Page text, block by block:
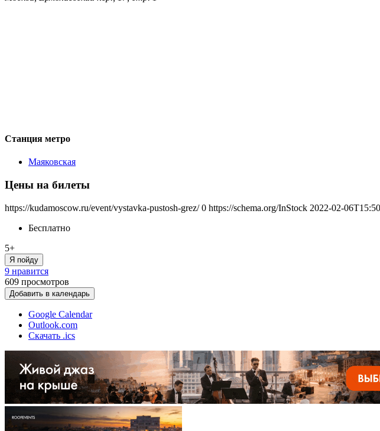
Станция метро
Маяковская
Цены на билеты
https://kudamoscow.ru/event/vystavka-pustosh-grez/ 0 https://schema.org/InStock 2022-02-
Бесплатно
5+
Я пойду
9 нравится
609 просмотров
Добавить в календарь
Google Calendar
Outlook.com
Скачать .ics